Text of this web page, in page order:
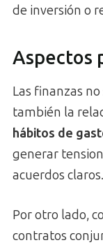
de inversión o
Aspectos
Las finanzas
también la
hábitos de
generar
acuerdos claros.
Por otro lado,
contratos